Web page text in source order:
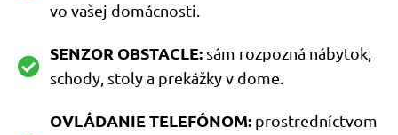
vo vašej domácnosti.
SENZOR OBSTACLE: sám rozpozná nábytok,
schody, stoly a prekážky v dome.
OVLÁDANIE TELEFÓNOM: prostredníctvom